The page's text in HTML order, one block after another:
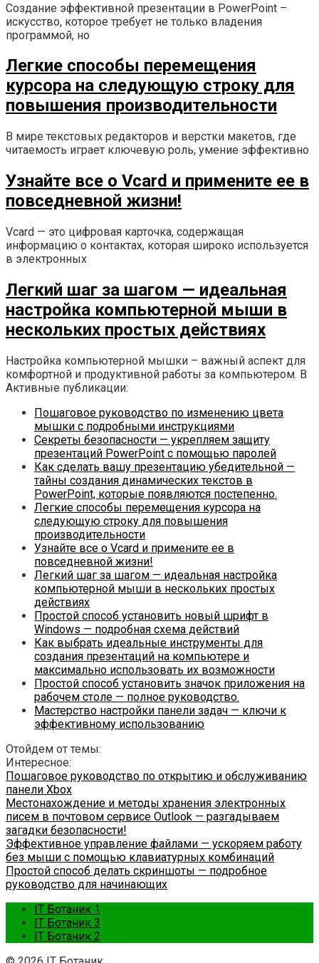
Создание эффективной презентации в PowerPoint –
искусство, которое требует не только владения
программой, но
Легкие способы перемещения
курсора на следующую строку для
повышения производительности
В мире текстовых редакторов и верстки макетов, где
читаемость играет ключевую роль, умение эффективно
Узнайте все о Vcard и примените ее в
повседневной жизни!
Vcard — это цифровая карточка, содержащая
информацию о контактах, которая широко используется
в электронных
Легкий шаг за шагом — идеальная
настройка компьютерной мыши в
нескольких простых действиях
Настройка компьютерной мышки – важный аспект для
комфортной и продуктивной работы за компьютером. В
Активные публикации:
Пошаговое руководство по изменению цвета
мышки с подробными инструкциями
Секреты безопасности — укрепляем защиту
презентаций PowerPoint с помощью паролей
Как сделать вашу презентацию убедительной —
тайны создания динамических текстов в
PowerPoint, которые появляются постепенно.
Легкие способы перемещения курсора на
следующую строку для повышения
производительности
Узнайте все о Vcard и примените ее в
повседневной жизни!
Легкий шаг за шагом — идеальная настройка
компьютерной мыши в нескольких простых
действиях
Простой способ установить новый шрифт в
Windows — подробная схема действий
Как выбрать идеальные инструменты для
создания презентаций на компьютере и
максимально использовать их возможности
Простой способ установить значок приложения на
рабочем столе — полное руководство.
Мастерство настройки панели задач — ключи к
эффективному использованию
Отойдем от темы:
Интересное:
Пошаговое руководство по открытию и обслуживанию
панели Xbox
Местонахождение и методы хранения электронных
писем в почтовом сервисе Outlook — разгадываем
загадки безопасности!
Эффективное управление файлами — ускоряем работу
без мыши с помощью клавиатурных комбинаций
Простой способ делать скриншоты — подробное
руководство для начинающих
IT Ботаник 1
IT Ботаник 3
IT Ботаник 2